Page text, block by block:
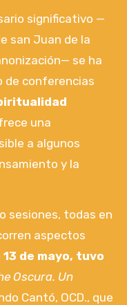
significativo —
san Juan de la
se ha
de conferencias
una
a algunos
y la
sesiones, todas en
aspectos
13 de mayo, tuvo
Oscura. Un
Cantó, OCD., que